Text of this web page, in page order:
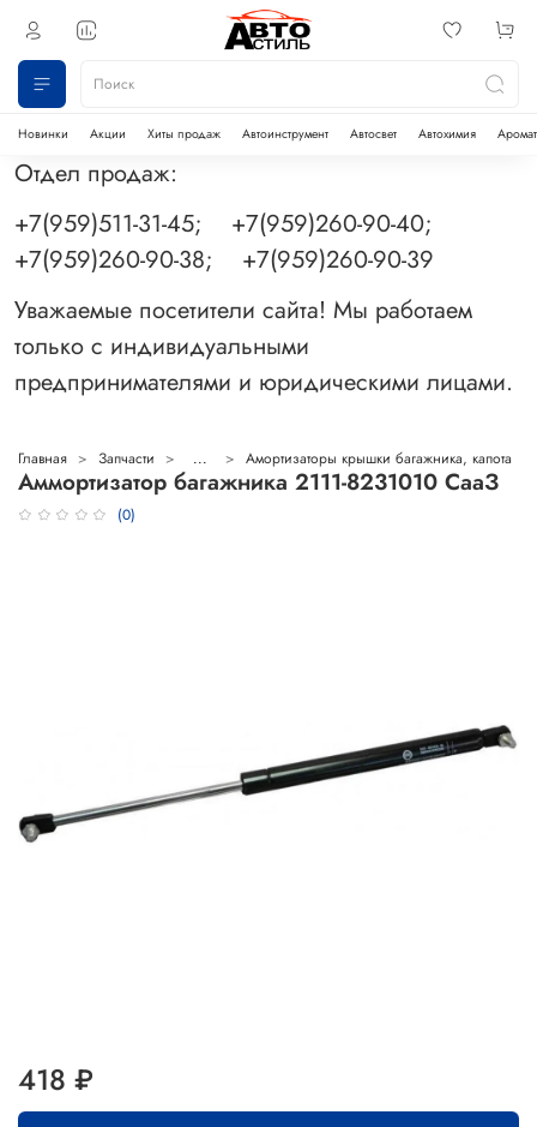
Новинки Акции Хиты продаж Автоинструмент Автосвет Автохимия
Отдел продаж:
+7(959)511-31-45; +7(959)260-90-40;
+7(959)260-90-38; +7(959)260-90-39
Уважаемые посетители сайта! Мы работаем
только с индивидуальными
предпринимателями и юридическими лицами.
Главная Запчасти ... Амортизаторы крышки багажника, капота
Аммортизатор багажника 2111-8231010 СааЗ
(0)
418 ₽